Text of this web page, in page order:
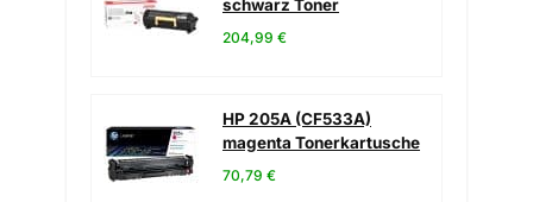
schwarz Toner
204,99 €
HP 205A (CF533A)
magenta Tonerkartusche
70,79 €